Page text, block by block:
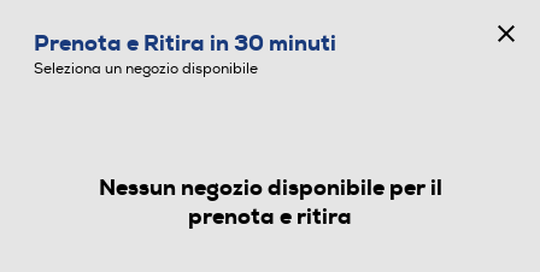
GIOCHI SONY PS4
Prenota e Ritira in 30 minuti
Seleziona un negozio disponibile
Nessun negozio disponibile per il
prenota e ritira